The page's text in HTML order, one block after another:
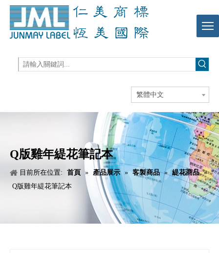
繁體中文
Q版雞年緹花筆記本
目前所在位置: 首頁 » 產品展示 » 客製商品 » 緹花商品 »
Q版雞年緹花筆記本